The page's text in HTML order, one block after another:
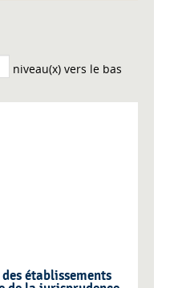
niveau(x) vers le bas
établissements